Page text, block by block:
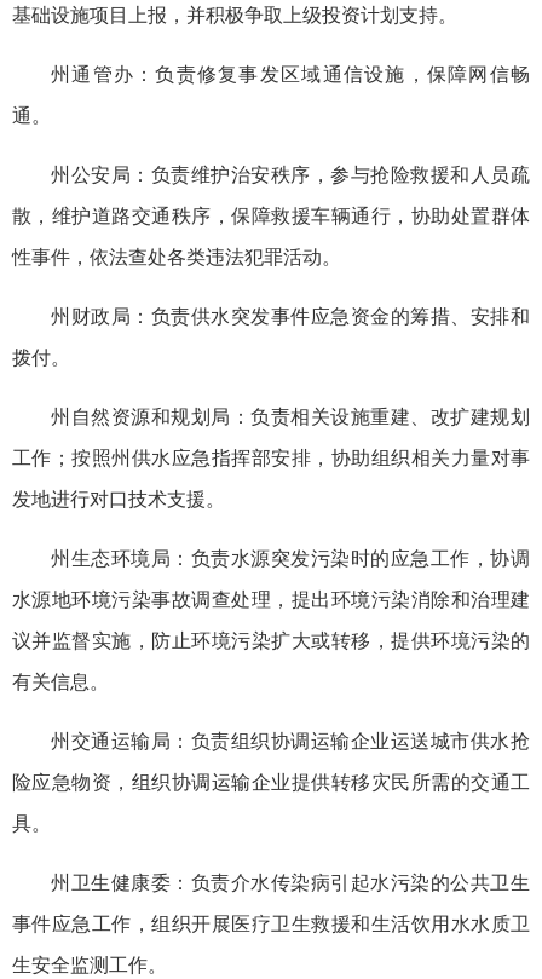
基础设施项目上报，并积极争取上级投资计划支持。
州通管办：负责修复事发区域通信设施，保障网信畅
通。
州公安局：负责维护治安秩序，参与抢险救援和人员疏
散，维护道路交通秩序，保障救援车辆通行，协助处置群体
性事件，依法查处各类违法犯罪活动。
州财政局：负责供水突发事件应急资金的筹措、安排和
拨付。
州自然资源和规划局：负责相关设施重建、改扩建规划
工作；按照州供水应急指挥部安排，协助组织相关力量对事
发地进行对口技术支援。
州生态环境局：负责水源突发污染时的应急工作，协调
水源地环境污染事故调查处理，提出环境污染消除和治理建
议并监督实施，防止环境污染扩大或转移，提供环境污染的
有关信息。
州交通运输局：负责组织协调运输企业运送城市供水抢
险应急物资，组织协调运输企业提供转移灾民所需的交通工
具。
州卫生健康委：负责介水传染病引起水污染的公共卫生
事件应急工作，组织开展医疗卫生救援和生活饮用水水质卫
生安全监测工作。